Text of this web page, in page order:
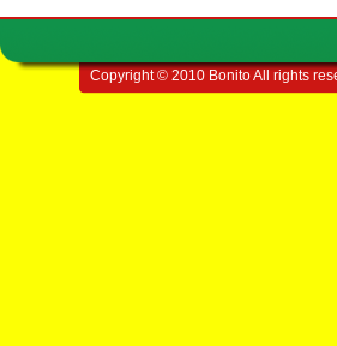
Copyright © 2010 Bonito All rights